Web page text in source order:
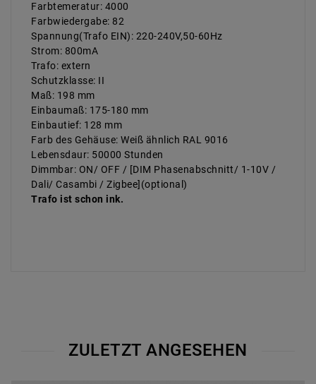
Farbtemeratur: 4000
Farbwiedergabe: 82
Spannung(Trafo EIN): 220-240V,50-60Hz
Strom: 800mA
Trafo: extern
Schutzklasse: II
Maß: 198 mm
Einbaumaß: 175-180 mm
Einbautief: 128 mm
Farb des Gehäuse: Weiß ähnlich RAL 9016
Lebensdaur: 50000 Stunden
Dimmbar: ON/ OFF / [DIM Phasenabschnitt/ 1-10V /
Dali/ Casambi / Zigbee](optional)
Trafo ist schon ink.
ZULETZT ANGESEHEN